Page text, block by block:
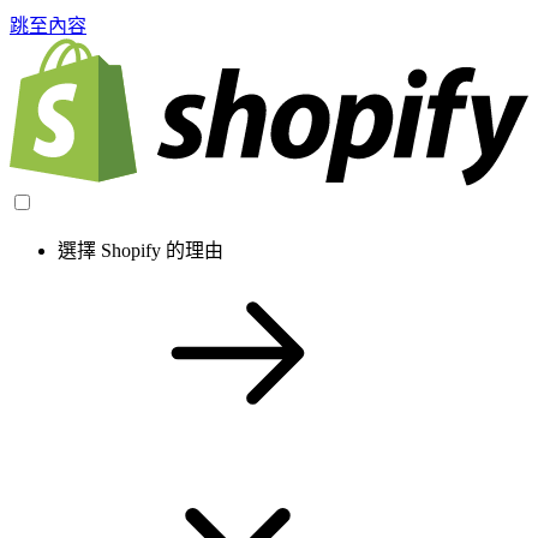
跳至內容
選擇 Shopify 的理由